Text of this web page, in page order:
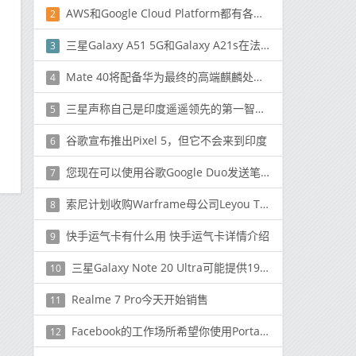
2 AWS和Google Cloud Platform都有各自的优势和劣势
3 三星Galaxy A51 5G和Galaxy A21s在法国亮相
4 Mate 40将配备华为最终的高端麒麟处理器
5 三星声称自己是印度遥遥领先的第一智能手机公司
6 谷歌宣布推出Pixel 5，但它不会来到印度
7 您现在可以使用谷歌Google Duo发送笔记和涂鸦
8 索尼计划收购Warframe母公司Leyou Technologies
9 快手运气卡有什么用 快手运气卡详情介绍
10 三星Galaxy Note 20 Ultra可能提供19.3：9的宽高比
11 Realme 7 Pro今天开始销售
12 Facebook的工作场所希望你使用Portal和你的同事视频聊天